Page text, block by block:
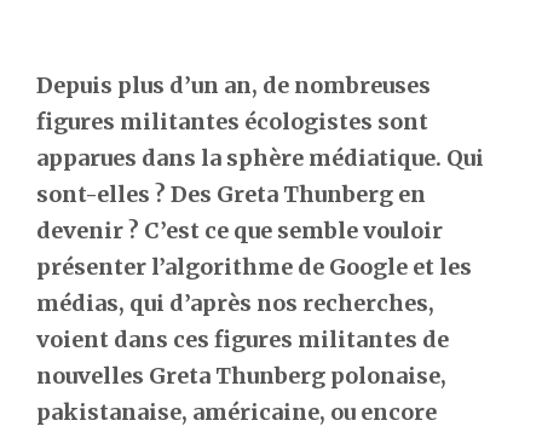
Depuis plus d’un an, de nombreuses
figures militantes écologistes sont
apparues dans la sphère médiatique. Qui
sont-elles ? Des Greta Thunberg en
devenir ? C’est ce que semble vouloir
présenter l’algorithme de Google et les
médias, qui d’après nos recherches,
voient dans ces figures militantes de
nouvelles Greta Thunberg polonaise,
pakistanaise, américaine, ou encore